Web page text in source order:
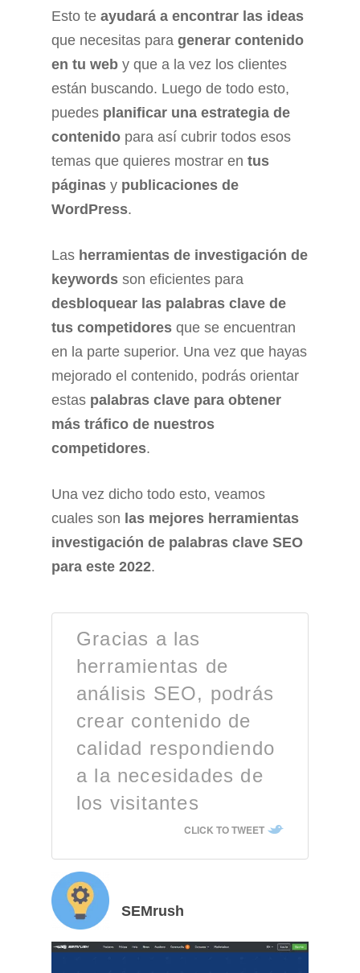
Esto te ayudará a encontrar las ideas
que necesitas para generar contenido
en tu web y que a la vez los clientes
están buscando. Luego de todo esto,
puedes planificar una estrategia de
contenido para así cubrir todos esos
temas que quieres mostrar en tus
páginas y publicaciones de
WordPress.
Las herramientas de investigación de
keywords son eficientes para
desbloquear las palabras clave de
tus competidores que se encuentran
en la parte superior. Una vez que hayas
mejorado el contenido, podrás orientar
estas palabras clave para obtener
más tráfico de nuestros
competidores.
Una vez dicho todo esto, veamos
cuales son las mejores herramientas
investigación de palabras clave SEO
para este 2022.
Gracias a las
herramientas de
análisis SEO, podrás
crear contenido de
calidad respondiendo
a la necesidades de
los visitantes
CLICK TO TWEET
SEMrush